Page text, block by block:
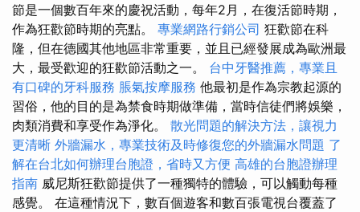
節是一個數百年來的慶祝活動，每年2月，在復活節時期，
作為狂歡節時期的亮點。 專業網路行銷公司 狂歡節在科
隆，但在德國其他地區非常重要，並且已經發展成為歐洲最
大，最受歡迎的狂歡節活動之一。 台中牙醫推薦，專業且
有口碑的牙科服務 脹氣按摩服務 他最初是作為宗教起源的
習俗，他的目的是為禁食時期做準備，當時信徒們將娛樂，
肉類消費和享受作為淨化。 散光問題的解決方法，讓視力
更清晰 外牆漏水，專業技術及時修復您的外牆漏水問題 了
解在台北如何辦理台胞證，省時又方便 高雄的台胞證辦理
指南 威尼斯狂歡節提供了一種獨特的體驗，可以觸動每種
感覺。 在這種情況下，數百個遊客和數百張電視台覆蓋了